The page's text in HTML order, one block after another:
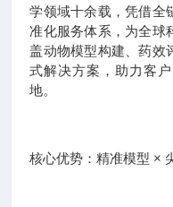
学领域十余载，凭借全
准化服务体系，为全球
盖动物模型构建、药效
式解决方案，助力客
地。
核心优势：精准模型 ×